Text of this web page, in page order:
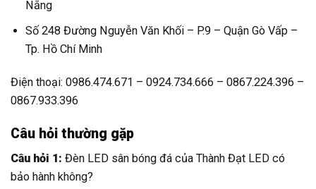
Nẵng
Số 248 Đường Nguyễn Văn Khối – P.9 – Quận Gò Vấp –
Tp. Hồ Chí Minh
Điện thoại: 0986.474.671 – 0924.734.666 – 0867.224.396 –
0867.933.396
Câu hỏi thường gặp
Câu hỏi 1: Đèn LED sân bóng đá của Thành Đạt LED có
bảo hành không?